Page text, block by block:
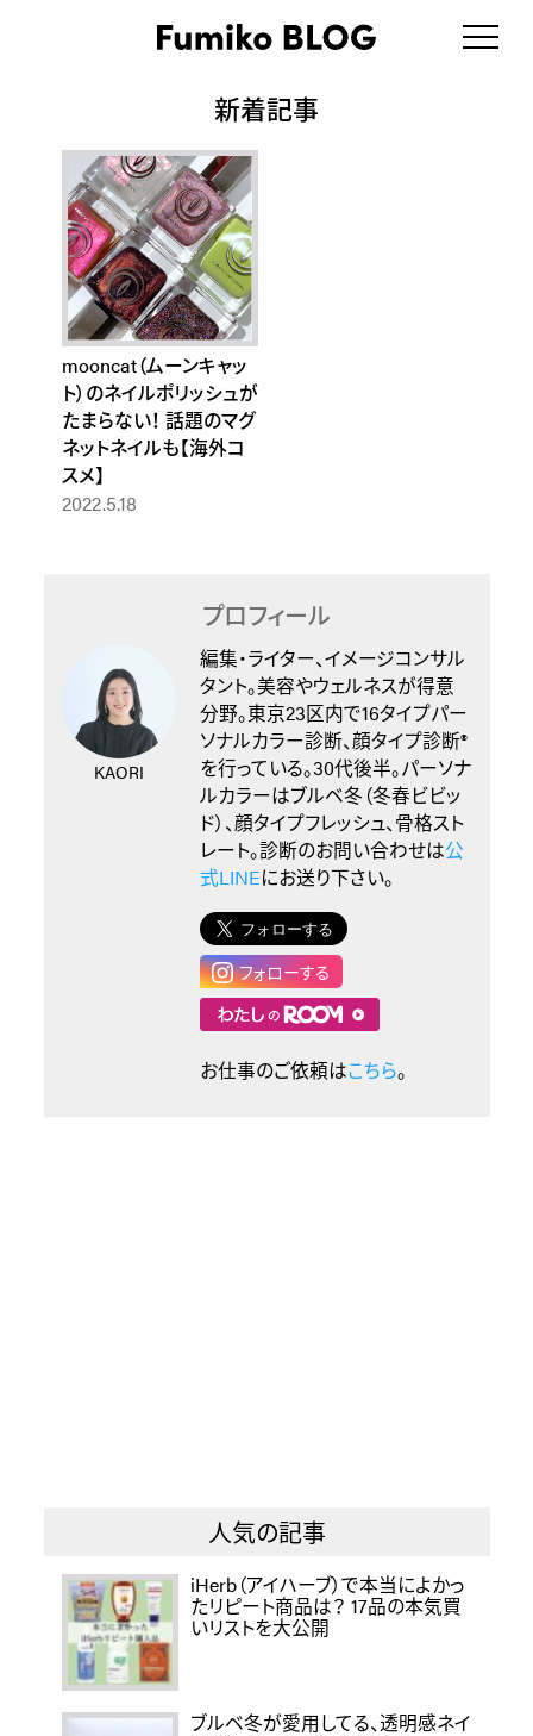
新着記事
mooncat（ムーンキャッ
ト）のネイルポリッシュが
たまらない！ 話題のマグ
ネットネイルも【海外コ
スメ】
2022.5.18
プロフィール
KAORI
編集・ライター、イメージコンサル
タント。美容やウェルネスが得意
分野。東京23区内で16タイプパー
ソナルカラー診断、顔タイプ診断®︎
を行っている。30代後半。パーソナ
ルカラーはブルベ冬（冬春ビビッ
ド）、顔タイプフレッシュ、骨格スト
レート。診断のお問い合わせは公
式LINEにお送り下さい。
フォローする
お仕事のご依頼はこちら。
人気の記事
iHerb（アイハーブ）で本当によかっ
たリピート商品は？ 17品の本気買
いリストを大公開
ブルベ冬が愛用してる、透明感ネイ